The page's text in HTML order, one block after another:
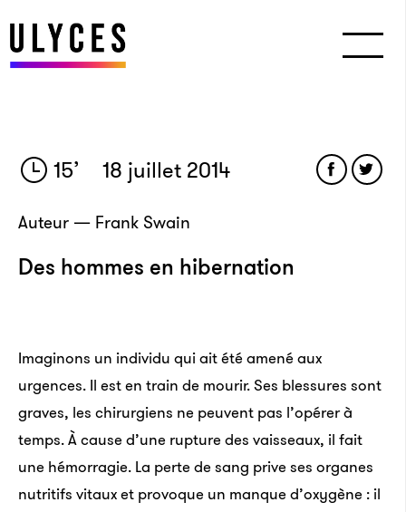
15’ 18 juillet 2014
Auteur — Frank Swain
Des hommes en hibernation
Imaginons un individu qui ait été amené aux
urgences. Il est en train de mourir. Ses blessures sont
graves, les chirurgiens ne peuvent pas l’opérer à
temps. À cause d’une rupture des vaisseaux, il fait
une hémorragie. La perte de sang prive ses organes
nutritifs vitaux et provoque un manque d’oxygène : il